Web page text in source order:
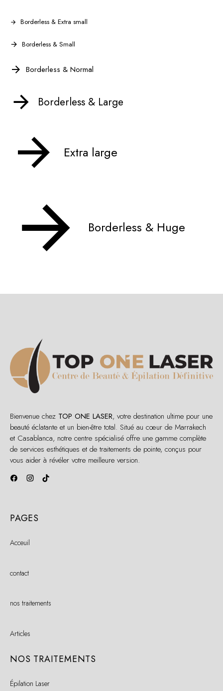
Borderless & Extra small
Borderless & Small
Borderless & Normal
Borderless & Large
Extra large
Borderless & Huge
Bienvenue chez TOP ONE LASER, votre destination ultime pour une
beauté éclatante et un bien-être total. Situé au cœur de Marrakech
et Casablanca, notre centre spécialisé offre une gamme complète
de services esthétiques et de traitements de pointe, conçus pour
vous aider à révéler votre meilleure version.
PAGES
Acceuil
contact
nos traitements
Articles
NOS TRAITEMENTS
Épilation Laser